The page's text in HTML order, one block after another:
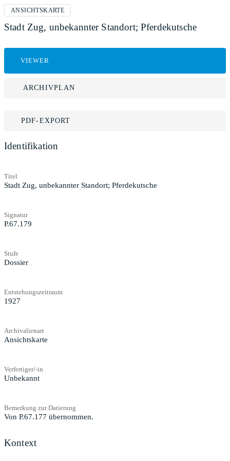
ANSICHTSKARTE
Stadt Zug, unbekannter Standort; Pferdekutsche
VIEWER
ARCHIVPLAN
PDF-EXPORT
Identifikation
Titel
Stadt Zug, unbekannter Standort; Pferdekutsche
Signatur
P.67.179
Stufe
Dossier
Entstehungszeitraum
1927
Archivalienart
Ansichtskarte
Verfertiger/-in
Unbekannt
Bemerkung zur Datierung
Von P.67.177 übernommen.
Kontext